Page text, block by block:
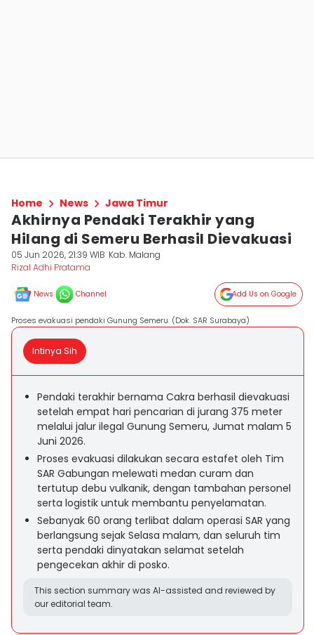
Home News Jawa Timur
Akhirnya Pendaki Terakhir yang
Hilang di Semeru Berhasil Dievakuasi
05 Jun 2026, 21:39 WIB Kab. Malang
Rizal Adhi Pratama
News Channel Add Us on Google
Proses evakuasi pendaki Gunung Semeru. (Dok. SAR Surabaya)
Intinya Sih
Pendaki terakhir bernama Cakra berhasil dievakuasi
setelah empat hari pencarian di jurang 375 meter
melalui jalur ilegal Gunung Semeru, Jumat malam 5
Juni 2026.
Proses evakuasi dilakukan secara estafet oleh Tim
SAR Gabungan melewati medan curam dan
tertutup debu vulkanik, dengan tambahan personel
serta logistik untuk membantu penyelamatan.
Sebanyak 60 orang terlibat dalam operasi SAR yang
berlangsung sejak Selasa malam, dan seluruh tim
serta pendaki dinyatakan selamat setelah
pengecekan akhir di posko.
This section summary was AI-assisted and reviewed by
our editorial team.